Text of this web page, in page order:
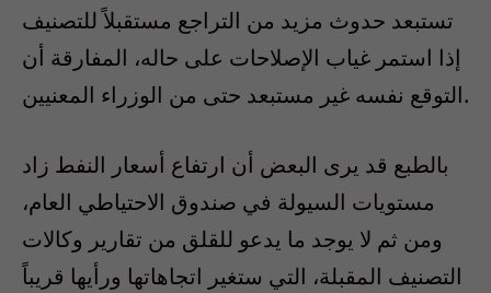
تستبعد حدوث مزيد من التراجع مستقبلاً للتصنيف
إذا استمر غياب الإصلاحات على حاله، المفارقة أن
التوقع نفسه غير مستبعد حتى من الوزراء المعنيين.
بالطبع قد يرى البعض أن ارتفاع أسعار النفط زاد
مستويات السيولة في صندوق الاحتياطي العام،
ومن ثم لا يوجد ما يدعو للقلق من تقارير وكالات
التصنيف المقبلة، التي ستغير اتجاهاتها ورأيها قريباً